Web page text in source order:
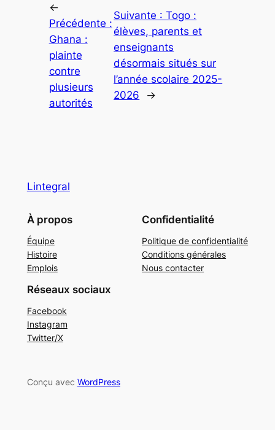
←
Précédente :
Ghana :
plainte
contre
plusieurs
autorités
Suivante :Togo :
élèves, parents et
enseignants
désormais situés sur
l’année scolaire 2025-
2026
→
Lintegral
À propos
Équipe
Histoire
Emplois
Confidentialité
Politique de confidentialité
Conditions générales
Nous contacter
Réseaux sociaux
Facebook
Instagram
Twitter/X
Conçu avec WordPress